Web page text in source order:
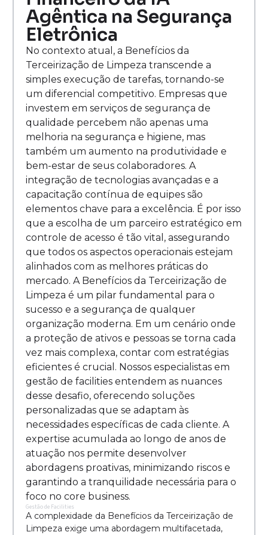
Agêntica na Segurança
Eletrônica
No contexto atual, a Benefícios da
Terceirização de Limpeza transcende a
simples execução de tarefas, tornando-se
um diferencial competitivo. Empresas que
investem em serviços de segurança de
qualidade percebem não apenas uma
melhoria na segurança e higiene, mas
também um aumento na produtividade e
bem-estar de seus colaboradores. A
integração de tecnologias avançadas e a
capacitação contínua de equipes são
elementos chave para a excelência. É por isso
que a escolha de um parceiro estratégico em
controle de acesso é tão vital, assegurando
que todos os aspectos operacionais estejam
alinhados com as melhores práticas do
mercado. A Benefícios da Terceirização de
Limpeza é um pilar fundamental para o
sucesso e a segurança de qualquer
organização moderna. Em um cenário onde
a proteção de ativos e pessoas se torna cada
vez mais complexa, contar com estratégias
eficientes é crucial. Nossos especialistas em
gestão de facilities entendem as nuances
desse desafio, oferecendo soluções
personalizadas que se adaptam às
necessidades específicas de cada cliente. A
expertise acumulada ao longo de anos de
atuação nos permite desenvolver
abordagens proativas, minimizando riscos e
garantindo a tranquilidade necessária para o
foco no core business.
Gestão de Facilities
A complexidade da Benefícios da Terceirização de
Limpeza exige uma abordagem multifacetada,